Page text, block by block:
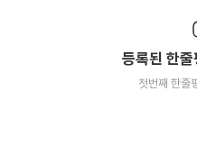
등록된 한
첫번째 한줄